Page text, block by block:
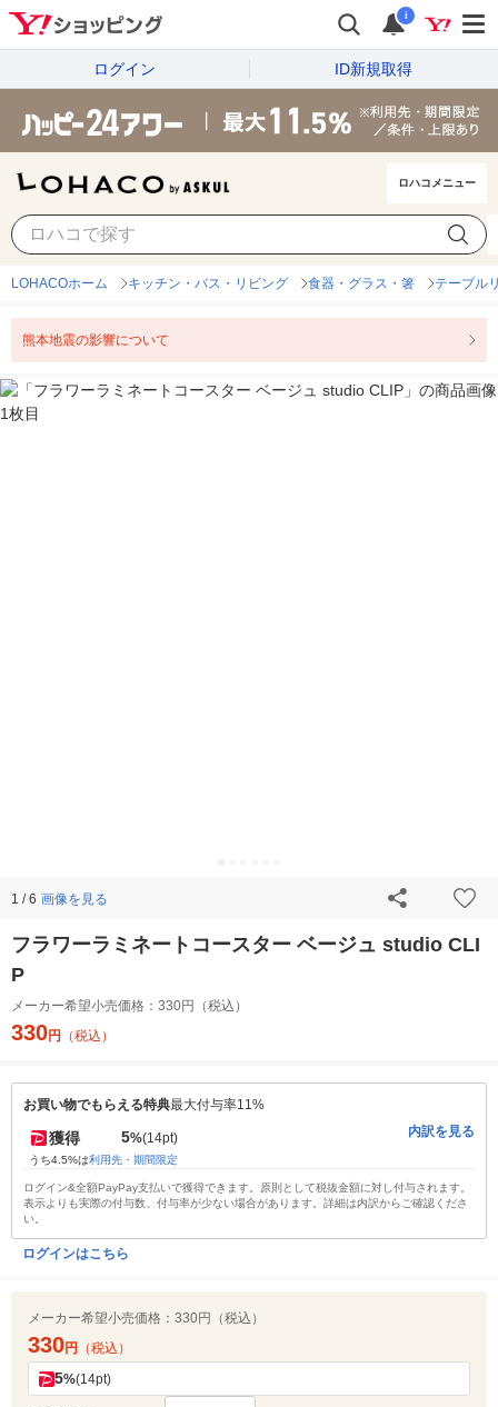
i
ログイン ID新規取得
ロハコメニュー
LOHACOホーム キッチン・バス・リビング 食器・グラス・箸 テーブル
熊本地震の影響について
1 / 6 画像を見る
フラワーラミネートコースター ベージュ studio CLI
P
メーカー希望小売価格： 330円（税込）
330円 （税込）
お買い物でもらえる特典最大付与率11%
獲得 5%(14pt)
うち4.5%は利用先・期間限定
内訳を見る
ログイン&全額PayPay支払いで獲得できます。原則として税抜金額に対し付与されます。
表示よりも実際の付与数、付与率が少ない場合があります。詳細は内訳からご確認くださ
い。
ログインはこちら
メーカー希望小売価格： 330円（税込）
330円 （税込）
5%(14pt)